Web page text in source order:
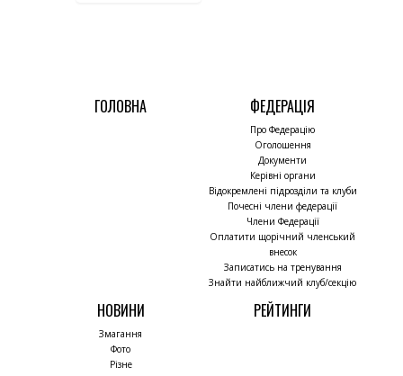
ГОЛОВНА ФЕДЕРАЦІЯ
Про Федерацію
Оголошення
Документи
Керівні органи
Відокремлені підрозділи та клуби
Почесні члени федерації
Члени Федерації
Оплатити щорічний членський
внесок
Записатись на тренування
Знайти найближчий клуб/секцію
НОВИНИ
Змагання
Фото
Різне
РЕЙТИНГИ